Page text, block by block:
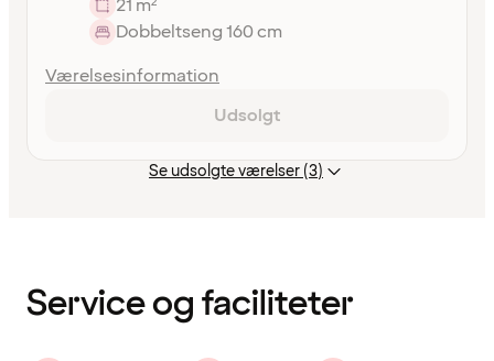
21 m²
Dobbeltseng 160 cm
Værelsesinformation
Udsolgt
Se udsolgte værelser (3)
Service og faciliteter